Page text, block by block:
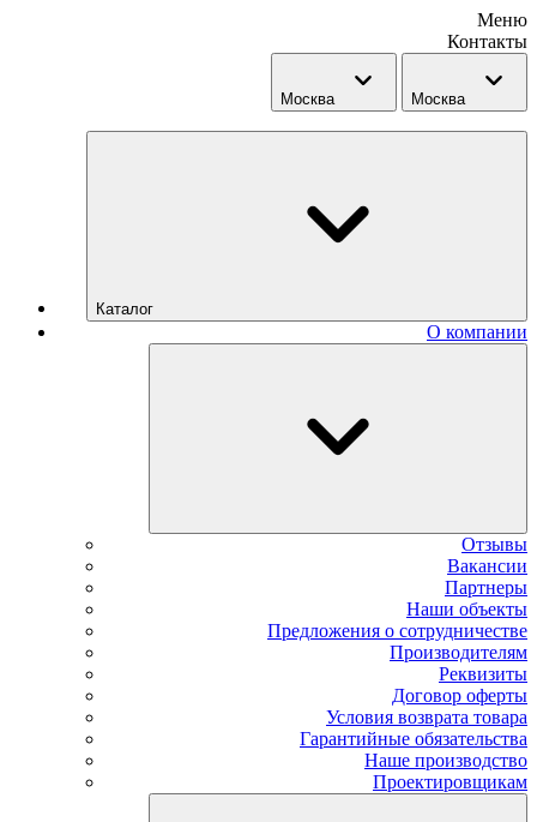
Меню
Контакты
Москва Москва
Каталог
О компании
Отзывы
Вакансии
Партнеры
Наши объекты
Предложения о сотрудничестве
Производителям
Реквизиты
Договор оферты
Условия возврата товара
Гарантийные обязательства
Наше производство
Проектировщикам